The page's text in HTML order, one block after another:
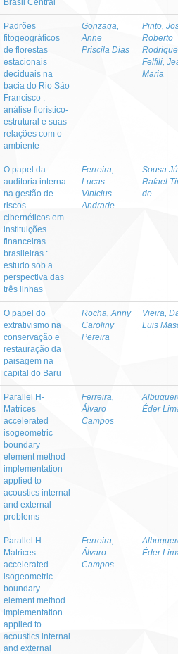
Padrões
fitogeográficos
de florestas
estacionais
deciduais na
bacia do Rio São
Francisco :
análise florístico-
estrutural e suas
relações com o
ambiente
Gonzaga,
Anne
Priscila Dias
Pinto,
Roberto
Felfili,
Maria
O papel da
auditoria interna
na gestão de
riscos
cibernéticos em
instituições
financeiras
brasileiras :
estudo sob a
perspectiva das
três linhas
Ferreira,
Lucas
Vinicius
Andrade
Sousa
Rafael
de
O papel do
extrativismo na
conservação e
restauração da
paisagem na
capital do Baru
Rocha, Anny
Caroliny
Pereira
Vieira,
Luis
Parallel H-
Matrices
accelerated
isogeometric
boundary
element method
implementation
applied to
acoustics internal
and external
problems
Ferreira,
Álvaro
Campos
Éder
Parallel H-
Matrices
accelerated
isogeometric
boundary
element method
implementation
applied to
acoustics internal
and external
Ferreira,
Álvaro
Campos
Éder